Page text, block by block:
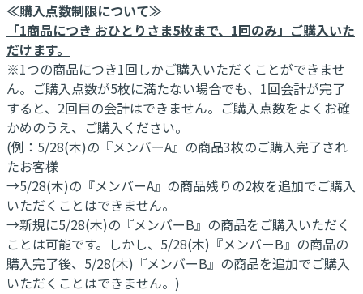
≪購入点数制限について≫
「1商品につき おひとりさま5枚まで、1回のみ」ご購入いた
だけます。
※1つの商品につき1回しかご購入いただくことができませ
ん。ご購入点数が5枚に満たない場合でも、1回会計が完了
すると、2回目の会計はできません。ご購入点数をよくお確
かめのうえ、ご購入ください。
(例：5/28(木)の『メンバーA』の商品3枚のご購入完了され
たお客様
→5/28(木)の『メンバーA』の商品残りの2枚を追加でご購入
いただくことはできません。
→新規に5/28(木)の『メンバーB』の商品をご購入いただく
ことは可能です。しかし、5/28(木)『メンバーB』の商品の
購入完了後、5/28(木)『メンバーB』の商品を追加でご購入
いただくことはできません。)